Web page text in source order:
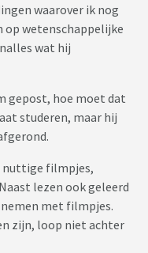
waarover ik nog
op wetenschappelijke
wat hij
gepost, hoe moet dat
studeren, maar hij
nuttige filmpjes,
lezen ook geleerd
met filmpjes.
zijn, loop niet achter